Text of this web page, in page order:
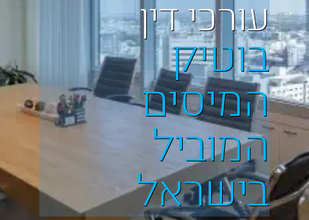
עורכי דין
בוטיק
המיסים
המוביל
בישראל